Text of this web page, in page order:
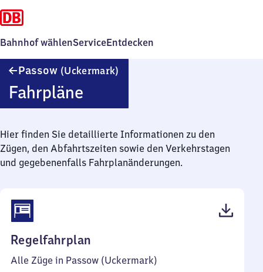
Bahnhof wählenServiceEntdecken
Passow (Uckermark)
Fahrpläne
Hier finden Sie detaillierte Informationen zu den
Zügen, den Abfahrtszeiten sowie den Verkehrstagen
und gegebenenfalls Fahrplanänderungen.
Regelfahrplan
123
Alle Züge in Passow (Uckermark)